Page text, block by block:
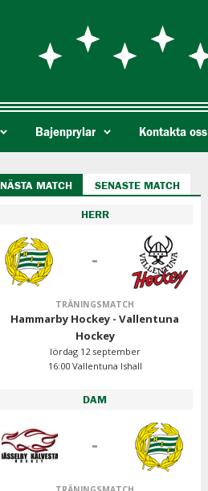
Bajenprylar Kontakta oss
NÄSTA MATCH SENASTE MATCH
HERR
-
TRÄNINGSMATCH
Hammarby Hockey - Vallentuna
Hockey
lördag 12 september
16:00 Vallentuna Ishall
DAM
-